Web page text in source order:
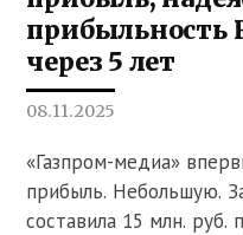
прибыльность
через 5 лет
08.11.2025
«Газпром-медиа»
прибыль. Небольшую.
составила 15 млн. руб.